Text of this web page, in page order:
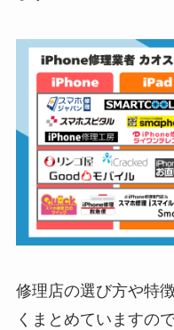
修理店の選び方や特
くまとめていますの